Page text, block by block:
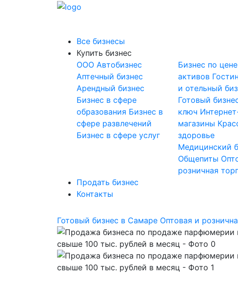
Все бизнесы
Купить бизнес
OOO Автобизнес
Аптечный бизнес
Арендный бизнес
Бизнес в сфере
образования Бизнес в
сфере развлечений
Бизнес в сфере услуг
Бизнес по цене
активов
и отельный
Готовый
ключ
магазины
здоровье
Медицинский
Общепиты
розничная
Продать бизнес
Контакты
Готовый бизнес в Самаре Оптовая и